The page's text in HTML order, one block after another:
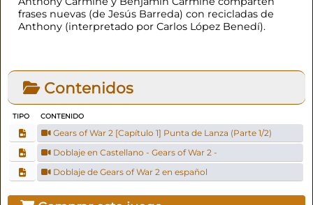
frases nuevas (de Jesús Barreda) con recicladas de
Anthony (interpretado por Carlos López Benedí).
Contenidos
TIPO CONTENIDO
Gears of War 2 [Capítulo 1] Punta de Lanza (Parte 1/2)
Doblaje en Castellano - Gears of War 2 -
Doblaje de Gears of War 2 en español